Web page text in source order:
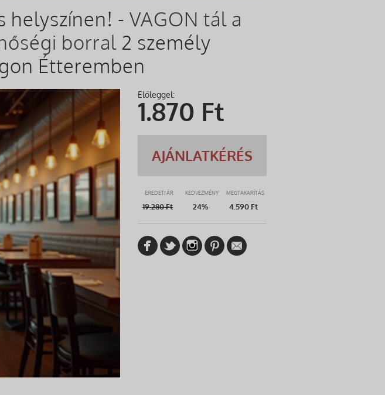
helyszínen! - VAGON tál a
borral 2 személy
Étteremben
Előleggel:
1.870 Ft
AJÁNLATKÉRÉS
EREDETI ÁR KEDVEZMÉNY MEGTAKARÍTÁS
19.280Ft 24% 4.590 Ft